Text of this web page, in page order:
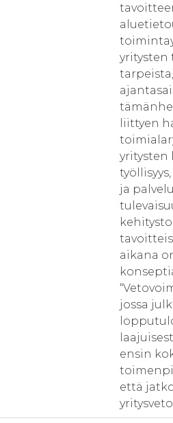
yritysten
liittyen
yritysten
ja
aikana
jossa
ensin
että